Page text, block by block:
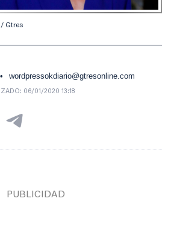
Gtres
wordpressokdiario@gtresonline.com
06/01/2020 13:18